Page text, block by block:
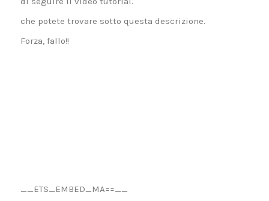
che potete trovare sotto questa descrizione.
Forza, fallo!!
__ETS_EMBED_MA==__